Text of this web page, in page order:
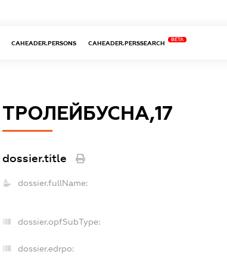
CAHEADER.PERSONS CAHEADER.PERSSEARCH
BETA
ТРОЛЕЙБУСНА,17
dossier.title
dossier.fullName:
dossier.opfSubType:
dossier.edrpo: